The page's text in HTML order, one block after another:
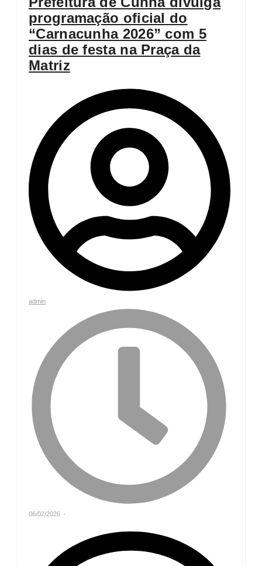
programação oficial do
“Carnacunha 2026” com 5
dias de festa na Praça da
Matriz
admin
06/02/2026 -